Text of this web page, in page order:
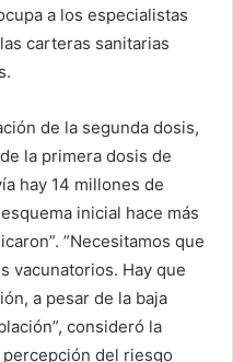
a los especialistas
carteras sanitarias
de la segunda dosis,
la primera dosis de
hay 14 millones de
inicial hace más
”Necesitamos que
vacunatorios. Hay que
a pesar de la baja
consideró la
del riesgo